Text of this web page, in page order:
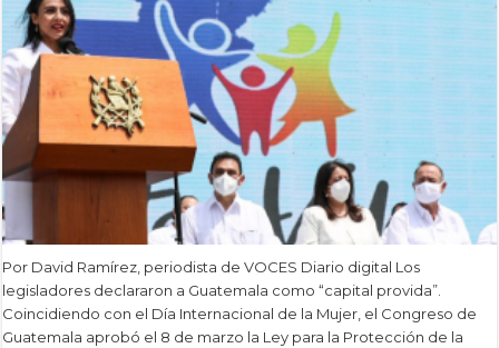
Por David Ramírez, periodista de VOCES Diario digital Los
legisladores declararon a Guatemala como “capital provida”.
Coincidiendo con el Día Internacional de la Mujer, el Congreso de
Guatemala aprobó el 8 de marzo la Ley para la Protección de la